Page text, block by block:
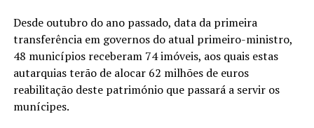
Desde outubro do ano passado, data da primeira
transferência em governos do atual primeiro-ministro,
48 municípios receberam 74 imóveis, aos quais estas
autarquias terão de alocar 62 milhões de euros
reabilitação deste património que passará a servir os
munícipes.